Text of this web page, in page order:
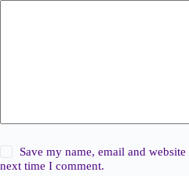
Save my name, email and
next time I comment.